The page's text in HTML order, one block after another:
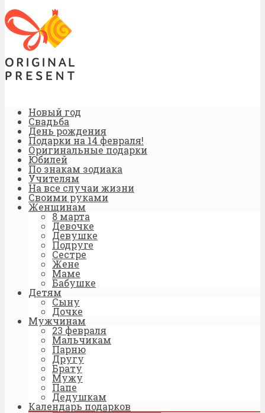
Новый год
Свадьба
День рождения
Подарки на 14 февраля!
Оригинальные подарки
Юбилей
По знакам зодиака
Учителям
На все случаи жизни
Своими руками
Женщинам
8 марта
Девочке
Девушке
Подруге
Сестре
Жене
Маме
Бабушке
Детям
Сыну
Дочке
Мужчинам
23 февраля
Мальчикам
Парню
Другу
Брату
Мужу
Папе
Дедушкам
Календарь подарков